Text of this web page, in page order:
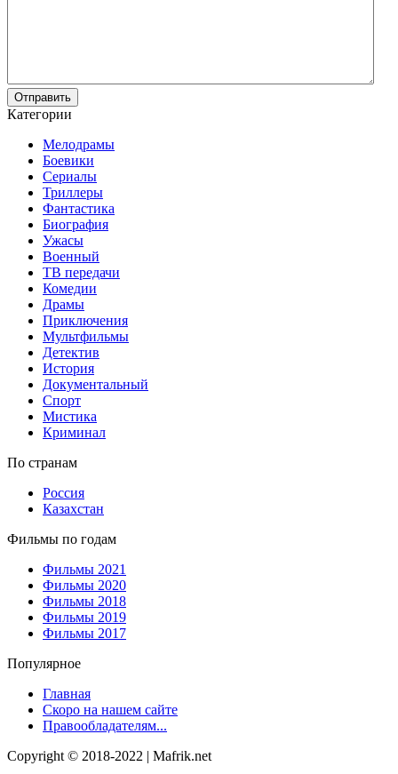
Отправить
Категории
Мелодрамы
Боевики
Сериалы
Триллеры
Фантастика
Биография
Ужасы
Военный
ТВ передачи
Комедии
Драмы
Приключения
Мультфильмы
Детектив
История
Документальный
Спорт
Мистика
Криминал
По странам
Россия
Казахстан
Фильмы по годам
Фильмы 2021
Фильмы 2020
Фильмы 2018
Фильмы 2019
Фильмы 2017
Популярное
Главная
Скоро на нашем сайте
Правообладателям...
Copyright © 2018-2022 | Mafrik.net